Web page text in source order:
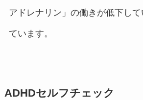
アドレナリン」の働きが低下し
ています。
ADHDセルフチェック